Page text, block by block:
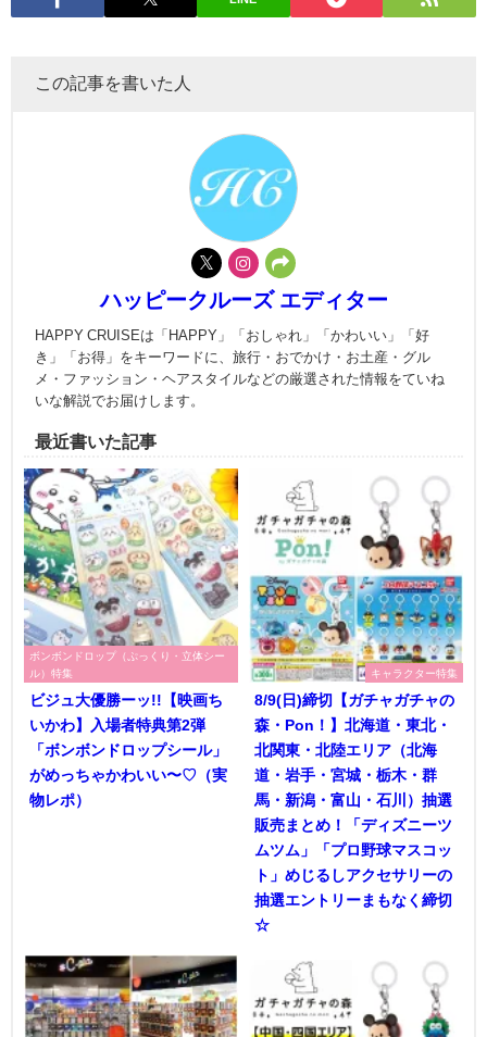
この記事を書いた人
ハッピークルーズ エディター
HAPPY CRUISEは「HAPPY」「おしゃれ」「かわいい」「好
き」「お得」をキーワードに、旅行・おでかけ・お土産・グル
メ・ファッション・ヘアスタイルなどの厳選された情報をていね
いな解説でお届けします。
最近書いた記事
ボンボンドロップ（ぷっくり・立体シー
ル）特集
ビジュ大優勝ーッ!!【映画ち
いかわ】入場者特典第2弾
「ボンボンドロップシール」
がめっちゃかわいい〜♡（実
物レポ）
キャラクター特集
8/9(日)締切【ガチャガチャの
森・Pon！】北海道・東北・
北関東・北陸エリア（北海
道・岩手・宮城・栃木・群
馬・新潟・富山・石川）抽選
販売まとめ！「ディズニーツ
ムツム」「プロ野球マスコッ
ト」めじるしアクセサリーの
抽選エントリーまもなく締切
☆